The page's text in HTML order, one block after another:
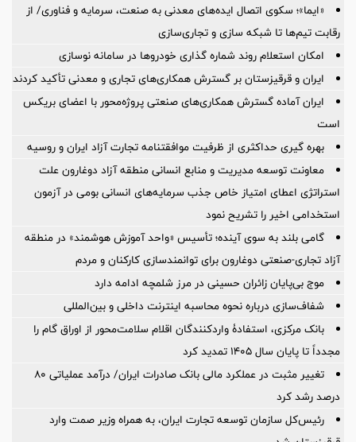
«ایما»؛ سکوی اتصال ایده‌های معدنی به صنعت، سرمایه و فناوری/ از
رقابت تیم‌ها تا شبکه سازی و تجاری‌سازی
امکان استعلام روند شماره گذاری خودروها در سامانه نوسازی
ایران و قرقیزستان بر گسترش همکاری‌های تجاری و معدنی تأکید کردند
ایران آماده گسترش همکاری‌های صنعتی پروژه‌محور با اعضای بریکس
است
بهره گیری حداکثری از ظرفیت موافقتنامه تجارت آزاد ایران و روسیه
معاونت توسعه مدیریت و منابع انسانی منطقه آزاد دوغارون علت
استراتژی اعطای امتیاز خاص جذب سرمایه‌های انسانی بومی در آزمون
استخدامی اخیر را تشریح نمود
گامی بلند به سوی آینده؛ تأسیس «واحد آموزش هوشمند» در منطقه
آزاد تجاری-صنعتی دوغارون برای توانمندسازی کارکنان و مردم
موج بی‌پایان زائران حسینی در مرز شلمچه ادامه دارد
شفاف‌سازی درباره نحوه محاسبه اینترنت داخلی و بین‌المللی
بانک مرکزی، استفادۀ واردکنندگان اقلام سلامت‌محور از اوراق گام را
مجدداً تا پایان سال ۱۴۰۵ تمدید کرد
تغییر مثبت در عملکرد مالی بانک صادرات ایران/ درآمد عملیاتی 80
درصد رشد کرد
رئیس‌کل سازمان توسعه تجارت ایران، به همراه وزیر صمت وارد